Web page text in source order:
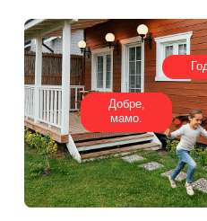
Добре,
мамо.